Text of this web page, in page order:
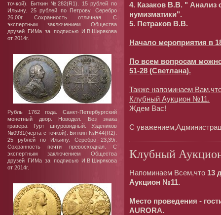
точкой). Биткин №282(R1). 15 рублей по
Ильину. 25 рублей по Петрову. Серебро
26,00г. Сохранность отличная. С
экспертным заключением Общества
друзей ГИМа за подписью И.В.Ширякова
от 2014г.
Рубль 1762 года. Санкт-Петербургский
монетный двор. Новодел. Без знака
гравера. Гурт шнуровидный. Уздеников
№0931(черта с точкой). Биткин №Н44(R2).
25 рублей по Ильину. Серебро 23,39г.
Сохранность почти превосходная. С
экспертным заключением Общества
друзей ГИМа за подписью И.В.Ширякова
от 2014г.
4. Казаков В.В. " Анализ
нумизматики".
5. Петраков В.В.
Начало мероприятия в
По всем вопросам
51-28 (Светлана).
Также напоминаем
Клубный Аукцион №11.
Ждем Вас!
С
Клубный
Напоминаем Всем,что 13
Аукцион №11.
Место проведения -
AURORA.